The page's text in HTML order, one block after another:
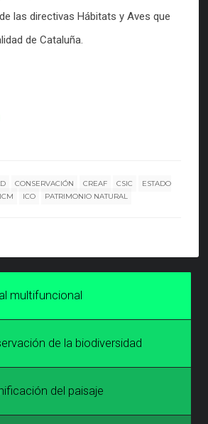
las directivas Hábitats y Aves que
de Cataluña.
CONSERVACIÓN CREAF CSIC
ESTADO
ICM ICO PATRIMONIO NATURAL
multifuncional
de la biodiversidad
del paisaje